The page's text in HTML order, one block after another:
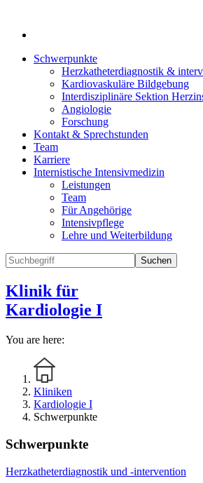
Schwerpunkte
Herzkatheterdiagnostik &
Kardiovaskuläre Bildgebung
Interdisziplinäre Sektion
Angiologie
Forschung
Kontakt & Sprechstunden
Team
Karriere
Internistische Intensivmedizin
Leistungen
Team
Für Angehörige
Intensivpflege
Lehre und Weiterbildung
Suchen
Klinik für
Kardiologie I
You are here:
Kliniken
Kardiologie I
Schwerpunkte
Schwerpunkte
Herzkatheterdiagnostik und -intervention